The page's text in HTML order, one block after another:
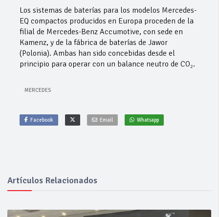
Los sistemas de baterías para los modelos Mercedes-
EQ compactos producidos en Europa proceden de la
filial de Mercedes-Benz Accumotive, con sede en
Kamenz, y de la fábrica de baterías de Jawor
(Polonia). Ambas han sido concebidas desde el
principio para operar con un balance neutro de CO₂.
MERCEDES
Facebook Email Whatsapp
Artículos Relacionados